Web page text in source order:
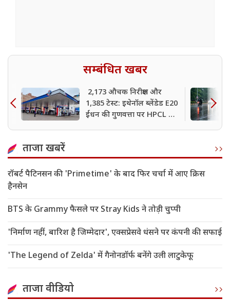
सम्बंधित खबर
2,173 औचक निरीक्षण और
1,385 टेस्ट: इथेनॉल ब्लेंडेड E20
ईंधन की गुणवत्ता पर HPCL का
ताजा खबरें
रॉबर्ट पैटिनसन की 'Primetime' के बाद फिर चर्चा में आए क्रिस
हैनसेन
BTS के Grammy फैसले पर Stray Kids ने तोड़ी चुप्पी
'निर्माण नहीं, बारिश है जिम्मेदार', एक्सप्रेसवे धंसने पर कंपनी की सफाई
'The Legend of Zelda' में गैनोनडॉर्फ बनेंगे उली लाटुकेफू
ताजा वीडियो